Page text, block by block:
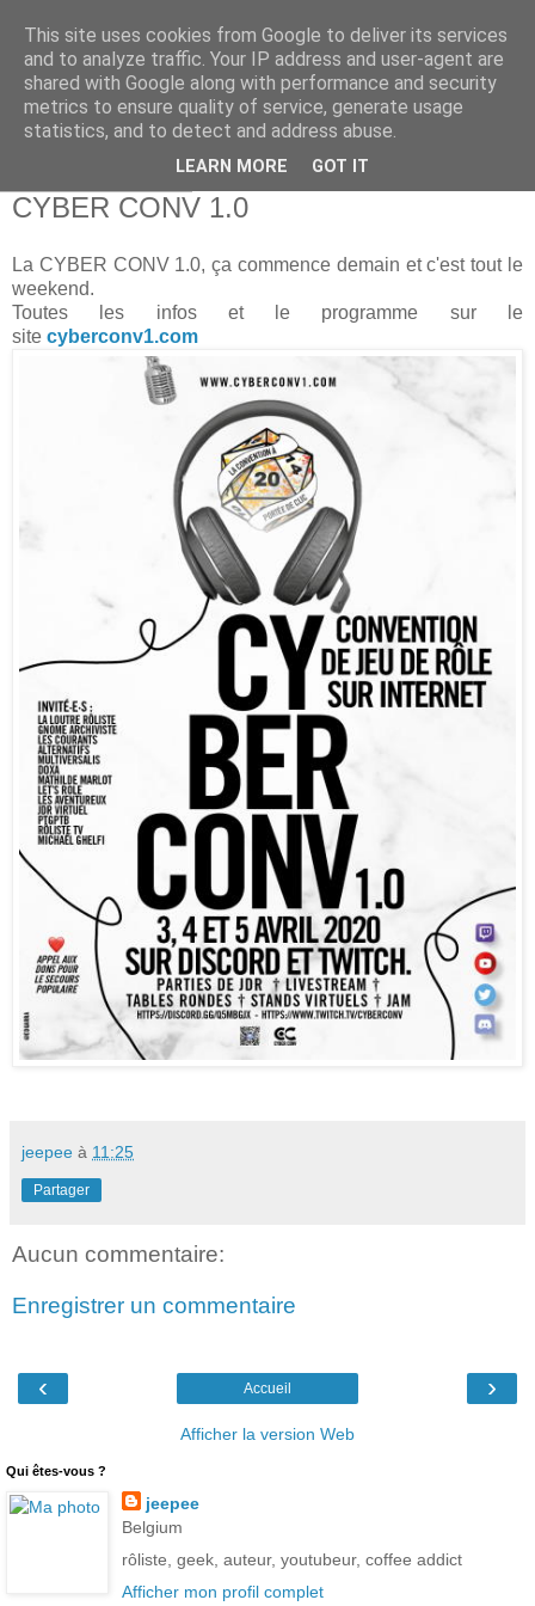
CYBER CONV 1.0
La CYBER CONV 1.0, ça commence demain et c'est tout le
weekend.
Toutes les infos et le programme sur le
site cyberconv1.com
jeepee à 11:25
Partager
Aucun commentaire:
Enregistrer un commentaire
‹ ›
Accueil
Afficher la version Web
Qui êtes-vous ?
jeepee
Belgium
rôliste, geek, auteur, youtubeur, coffee addict
Afficher mon profil complet
This site uses cookies from Google to deliver its services
and to analyze traffic. Your IP address and user-agent are
shared with Google along with performance and security
metrics to ensure quality of service, generate usage
statistics, and to detect and address abuse.
LEARN MORE GOT IT